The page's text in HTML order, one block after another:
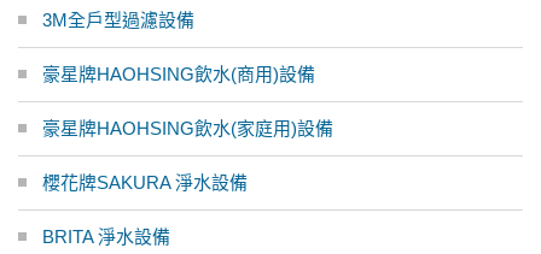
3M全戶型過濾設備
豪星牌HAOHSING飲水(商用)設備
豪星牌HAOHSING飲水(家庭用)設備
櫻花牌SAKURA 淨水設備
BRITA 淨水設備